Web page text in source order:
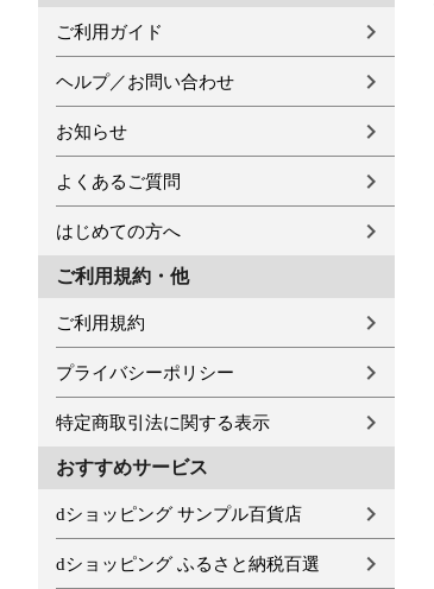
ご利用ガイド
ヘルプ／お問い合わせ
お知らせ
よくあるご質問
はじめての方へ
ご利用規約・他
ご利用規約
プライバシーポリシー
特定商取引法に関する表示
おすすめサービス
dショッピング サンプル百貨店
dショッピング ふるさと納税百選